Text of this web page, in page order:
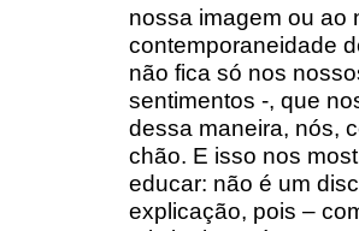
nossa imagem ou ao
contemporaneidade
não fica só nos
sentimentos -, que
dessa maneira, nós,
chão. E isso nos
educar: não é um
explicação, pois –